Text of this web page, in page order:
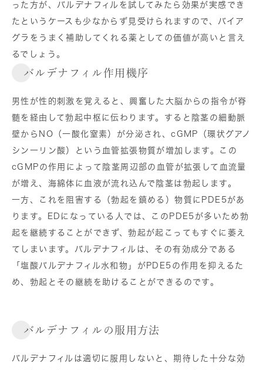
った方が、バルデナフィルを試してみたら効果が実感でき
たというケースも少なからず見受けられますので、バイア
グラをうまく補助してくれる薬としての価値が高いと言え
るでしょう。
バルデナフィル作用機序
男性が性的刺激を覚えると、興奮した大脳からの指令が脊
髄を経由して勃起中枢に伝わります。すると陰茎の細動脈
壁からNO（一酸化窒素）が分泌され、cGMP（環状グアノ
シン一リン酸）という血管拡張物質が増加します。この
cGMPの作用によって陰茎周辺部の血管が拡張して血流量
が増え、海綿体に血液が流れ込んで陰茎は勃起します。
一方、これを阻害する（勃起を鎮める）物質にPDE5があ
ります。EDになっている人では、このPDE5が多いため勃
起を継続することができず、勃起が起こってもすぐに萎え
てしまいます。バルデナフィルは、その有効成分である
「塩酸バルデナフィル水和物」がPDE5の作用を抑えるた
め、勃起とその継続を助けることができるのです。
バルデナフィルの服用方法
バルデナフィルは適切に服用しないと、期待した十分な効